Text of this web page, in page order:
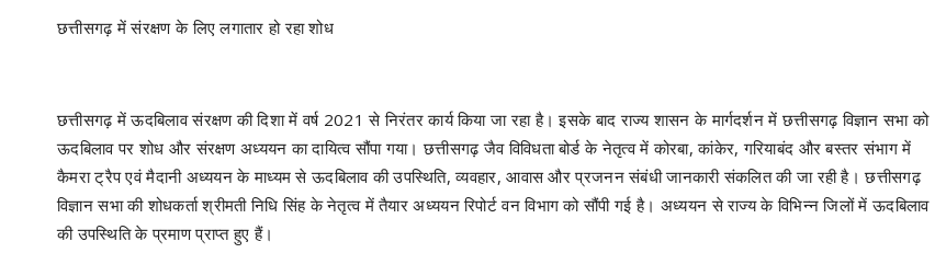
छत्तीसगढ़ में संरक्षण के लिए लगातार हो रहा शोध
छत्तीसगढ़ में ऊदबिलाव संरक्षण की दिशा में वर्ष 2021 से निरंतर कार्य किया जा रहा है। इसके बाद राज्य शासन के मार्गदर्शन में छत्तीसगढ़ विज्ञान सभा को
ऊदबिलाव पर शोध और संरक्षण अध्ययन का दायित्व सौंपा गया। छत्तीसगढ़ जैव विविधता बोर्ड के नेतृत्व में कोरबा, कांकेर, गरियाबंद और बस्तर संभाग में
कैमरा ट्रैप एवं मैदानी अध्ययन के माध्यम से ऊदबिलाव की उपस्थिति, व्यवहार, आवास और प्रजनन संबंधी जानकारी संकलित की जा रही है। छत्तीसगढ़
विज्ञान सभा की शोधकर्ता श्रीमती निधि सिंह के नेतृत्व में तैयार अध्ययन रिपोर्ट वन विभाग को सौंपी गई है। अध्ययन से राज्य के विभिन्न जिलों में ऊदबिलाव
की उपस्थिति के प्रमाण प्राप्त हुए हैं।